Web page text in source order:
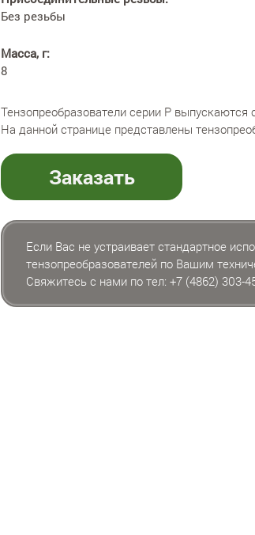
Без резьбы
Масса, г:
8
Тензопреобразователи серии P
На данной странице представлены
Заказать
Если Вас не устраивает стандартное
тензопреобразователей по Вашим
Свяжитесь с нами по тел: +7 (4862) 303-